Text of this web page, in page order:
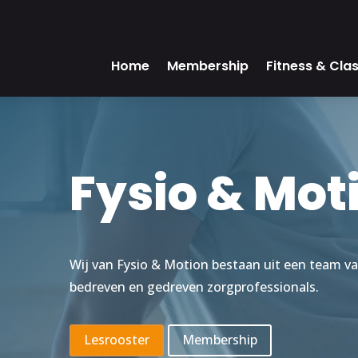
Home Membership Fitness &
Fysio &
Wij van Fysio & Motion bestaan uit een team
bedreven en gedreven zorgprofessionals.
Lesrooster Membership